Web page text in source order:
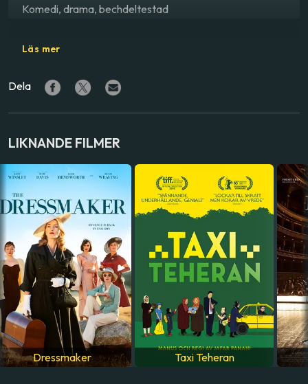
Komedi, drama, bechdeltestad
Anna Muylaert
SKÅDESPELARE
Brasilien
Portugisiska
Läs mer
Dela
LIKNANDE FILMER
Dressmaker Taxi Teheran